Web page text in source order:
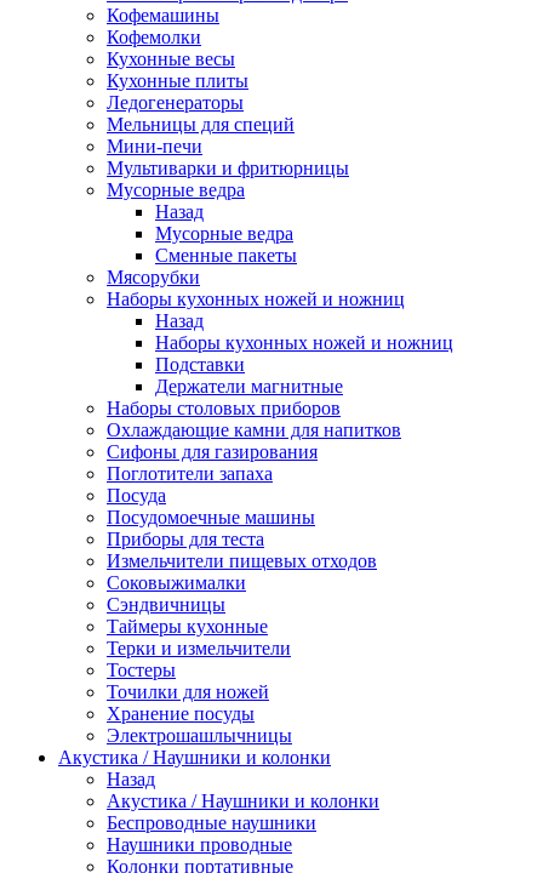
Кофемашины
Кофемолки
Кухонные весы
Кухонные плиты
Ледогенераторы
Мельницы для специй
Мини-печи
Мультиварки и фритюрницы
Мусорные ведра
Назад
Мусорные ведра
Сменные пакеты
Мясорубки
Наборы кухонных ножей и ножниц
Назад
Наборы кухонных ножей и ножниц
Подставки
Держатели магнитные
Наборы столовых приборов
Охлаждающие камни для напитков
Сифоны для газирования
Поглотители запаха
Посуда
Посудомоечные машины
Приборы для теста
Измельчители пищевых отходов
Cоковыжималки
Сэндвичницы
Таймеры кухонные
Терки и измельчители
Тостеры
Точилки для ножей
Хранение посуды
Электрошашлычницы
Акустика / Наушники и колонки
Назад
Акустика / Наушники и колонки
Беспроводные наушники
Наушники проводные
Колонки портативные